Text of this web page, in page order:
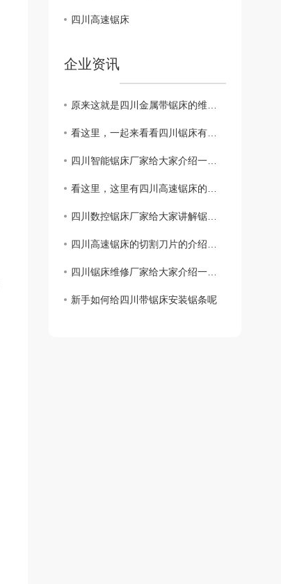
四川高速锯床
企业资讯
原来这就是四川金属带锯床的维护保养方法吧
看这里，一起来看看四川锯床有哪些小知识吧
四川智能锯床厂家给大家介绍一下数控锯床的特点
看这里，这里有四川高速锯床的结构特点和主要用途
四川数控锯床厂家给大家讲解锯条断带掉齿的主要原因
四川高速锯床的切割刀片的介绍有这些
四川锯床维修厂家给大家介绍一下修复锯床磨损的方法
新手如何给四川带锯床安装锯条呢